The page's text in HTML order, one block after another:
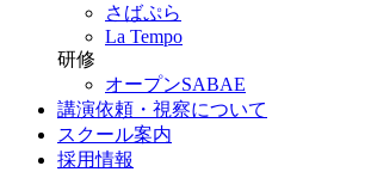
さばぷら
La Tempo
研修
オープンSABAE
講演依頼・視察について
スクール案内
採用情報